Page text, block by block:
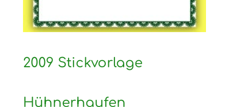
2009 Stickvorlage
Hühnerhaufen